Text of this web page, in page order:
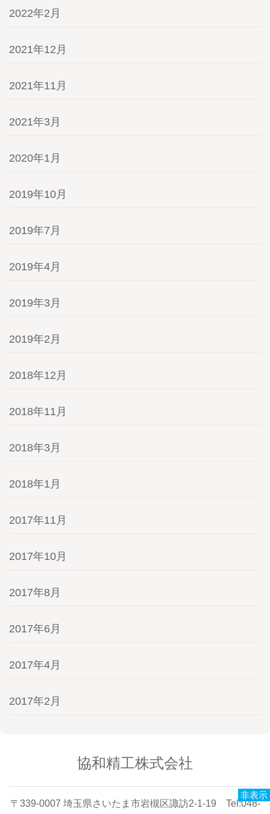
2022年2月
2021年12月
2021年11月
2021年3月
2020年1月
2019年10月
2019年7月
2019年4月
2019年3月
2019年2月
2018年12月
2018年11月
2018年3月
2018年1月
2017年11月
2017年10月
2017年8月
2017年6月
2017年4月
2017年2月
協和精工株式会社
〒339-0007 埼玉県さいたま市岩槻区諏訪2-1-19 Tel:048-
非表示